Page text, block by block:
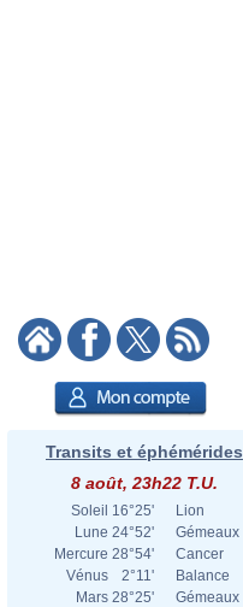
Transits et éphémérides
8 août, 23h22 T.U.
Soleil 16°25'
Lion
Lune 24°52'
Gémeaux
Mercure 28°54'
Cancer
Vénus
2°11'
Balance
Mars 28°25'
Gémeaux